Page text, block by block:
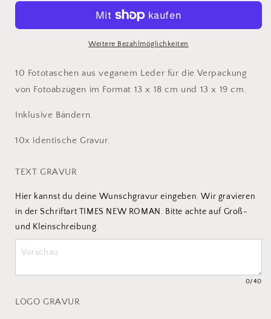
Fototasche
-
personalisiert
SMILA
Fototasche
-
-
Weitere Bezahlmöglichkeiten
10 Fototaschen aus veganem Leder für die Verpackung
von Fotoabzügen im Format 13 x 18 cm und 13 x 19 cm.
Inklusive Bändern.
10x identische Gravur.
TEXT GRAVUR
Hier kannst du deine Wunschgravur eingeben. Wir gravieren
in der Schriftart TIMES NEW ROMAN. Bitte achte auf Groß-
und Kleinschreibung.
0/40
LOGO GRAVUR